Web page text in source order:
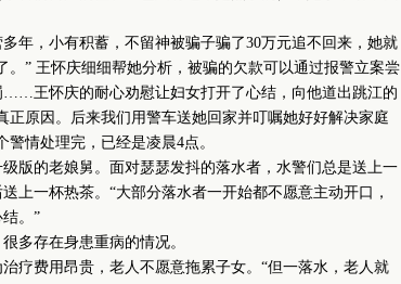
，小有积蓄，不留神被骗子骗了30万元追不回来，她就
。” 王怀庆细细帮她分析，被骗的欠款可以通过报警立案尝
王怀庆的耐心劝慰让妇女打开了心结，向他道出跳江的
正原因。后来我们用警车送她回家并叮嘱她好好解决家庭
情处理完，已经是凌晨4点。
的老娘舅。面对瑟瑟发抖的落水者，水警们总是送上一
上一杯热茶。“大部分落水者一开始都不愿意主动开口，
。”
存在身患重病的情况。
费用昂贵，老人不愿意拖累子女。“但一落水，老人就